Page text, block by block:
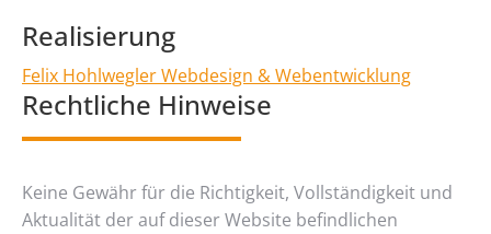
Realisierung
Felix Hohlwegler Webdesign & Webentwicklung
Rechtliche Hinweise
Keine Gewähr für die Richtigkeit, Vollständigkeit und
Aktualität der auf dieser Website befindlichen